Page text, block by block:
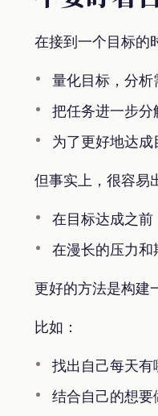
在接到一个目标的
量化目标，分析
把任务进一步分
为了更好地达
但事实上，很容易
在目标达成之
在漫长的压力
更好的方法是构建
比如：
找出自己每天
结合自己的想